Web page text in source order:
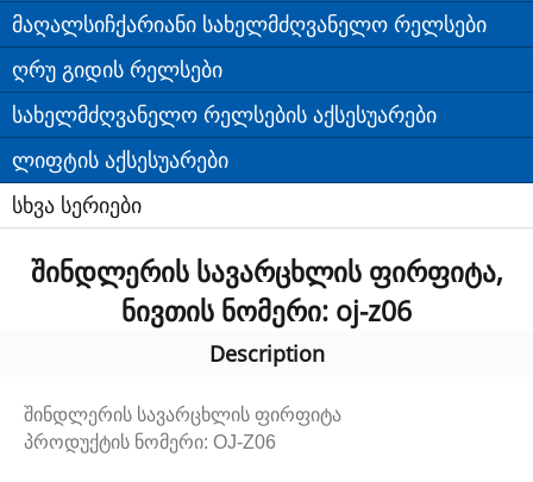
მაღალსიჩქარიანი სახელმძღვანელო რელსები
ღრუ გიდის რელსები
სახელმძღვანელო რელსების აქსესუარები
ლიფტის აქსესუარები
სხვა სერიები
შინდლერის სავარცხლის ფირფიტა,
ნივთის ნომერი: oj-z06
Description
შინდლერის სავარცხლის ფირფიტა
პროდუქტის ნომერი: OJ-Z06